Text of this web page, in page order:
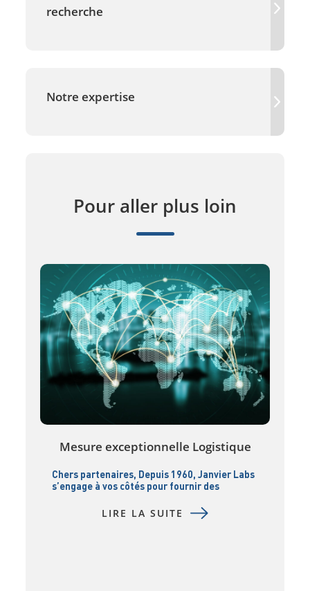
recherche
Notre expertise
Pour aller plus loin
Mesure exceptionnelle Logistique
Chers partenaires, Depuis 1960, Janvier Labs
s’engage à vos côtés pour fournir des
laplus haute qualité. Dans un contexte
mondial en constante évolution, nous restons
LIRE LA SUITE